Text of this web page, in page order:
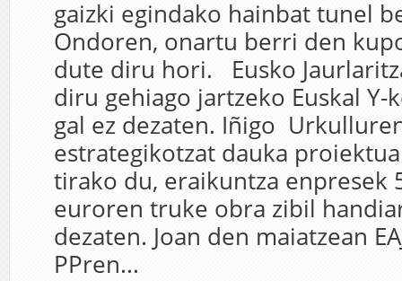
gaizki egindako hainbat tunel
Ondoren, onartu berri den
dute diru hori. Eusko
diru gehiago jartzeko Euskal Y-
gal ez dezaten. Iñigo
estrategikotzat dauka
tirako du, eraikuntza enpresek
euroren truke obra zibil
dezaten. Joan den maiatzean
PPren...